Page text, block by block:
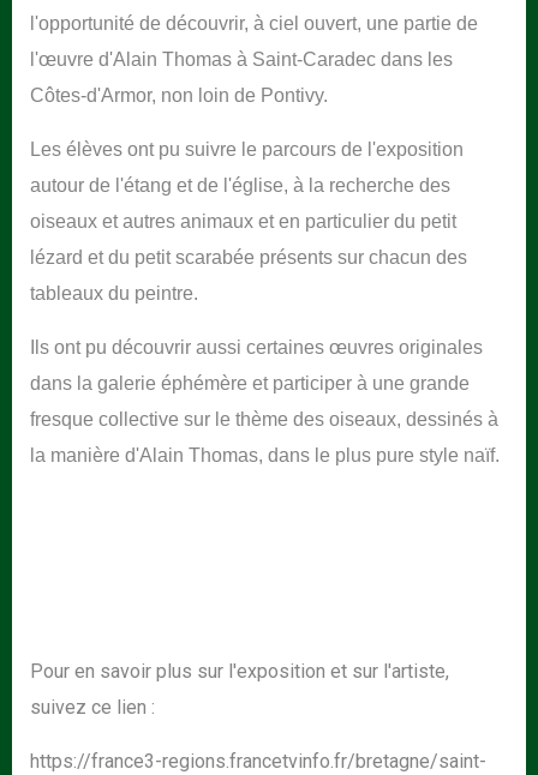
l'opportunité de découvrir, à ciel ouvert, une partie de
l'œuvre d'Alain Thomas à Saint-Caradec dans les
Côtes-d'Armor, non loin de Pontivy.
Les élèves ont pu suivre le parcours de l'exposition
autour de l'étang et de l'église, à la recherche des
oiseaux et autres animaux et en particulier du petit
lézard et du petit scarabée présents sur chacun des
tableaux du peintre.
Ils ont pu découvrir aussi certaines œuvres originales
dans la galerie éphémère et participer à une grande
fresque collective sur le thème des oiseaux, dessinés à
la manière d'Alain Thomas, dans le plus pure style naïf.
Pour en savoir plus sur l'exposition et sur l'artiste,
suivez ce lien :
https://france3-regions.francetvinfo.fr/bretagne/saint-